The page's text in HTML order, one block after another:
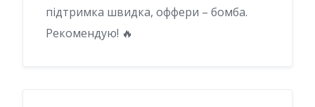
підтримка швидка, оффери – бомба.
Рекомендую! 🔥